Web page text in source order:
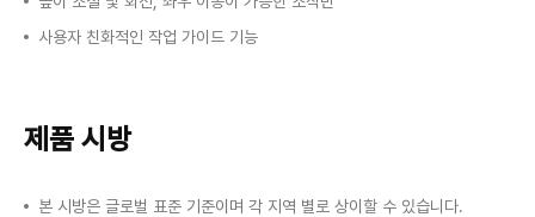
사용자 친화적인 작업 가이드 기능
제품 시방
본 시방은 글로벌 표준 기준이며 각 지역 별로 상이할 수 있습니다.